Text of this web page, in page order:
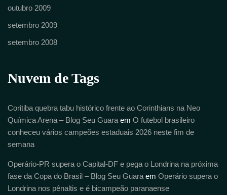
outubro 2009
setembro 2009
setembro 2008
Nuvem de Tags
Coritiba quebra tabu histórico frente ao Corinthians na Neo
Química Arena – Blog Seu Guara em O futebol brasileiro
conheceu vários campeões estaduais 2026 neste fim de
semana
Operário-PR supera o Capital-DF e pega o Londrina na próxima
fase da Copa do Brasil – Blog Seu Guara em Operário supera o
Londrina nos pênaltis e é bicampeão paranaense